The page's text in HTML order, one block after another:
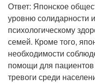
Ответ: Японское
уровню солидарности
психологическому
семей. Кроме того,
необходимости
помощи для пациентов
тревоги среди